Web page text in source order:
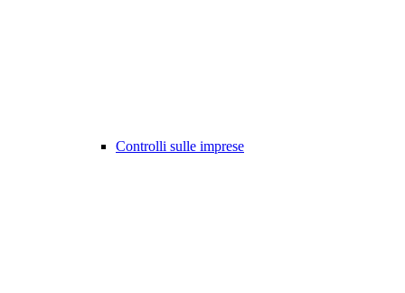
Controlli sulle imprese